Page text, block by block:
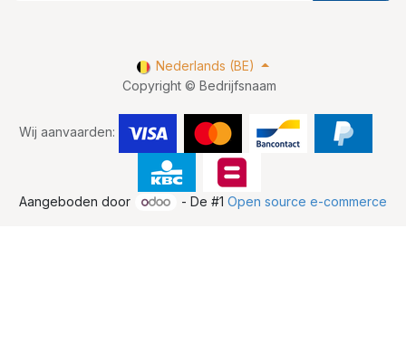
Copyright © Bedrijfsnaam
Wij aanvaarden:
Nederlands (BE)
Aangeboden door - De #1Open source e-commerce